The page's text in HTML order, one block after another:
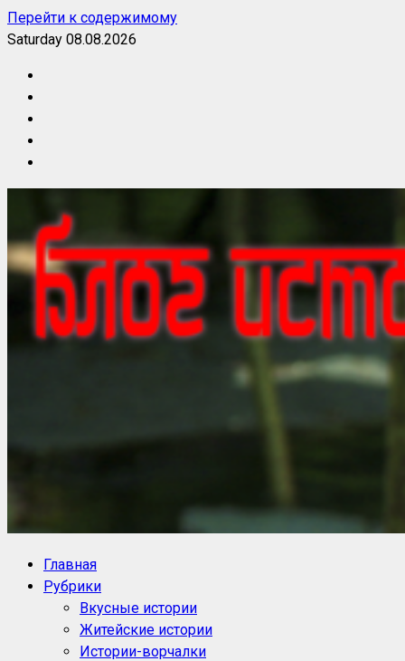
Перейти к содержимому
Saturday 08.08.2026
Блог историй NoorySan
Главная
Рубрики
Вкусные истории
Житейские истории
Истории-ворчалки